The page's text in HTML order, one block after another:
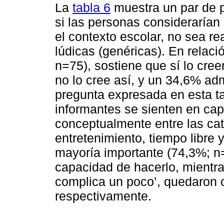
La tabla 6 muestra un par de
si las personas considerarían
el contexto escolar, no sea
lúdicas (genéricas). En
n=75), sostiene que sí lo
no lo cree así, y un 34,6%
pregunta expresada en esta
informantes se sienten en
conceptualmente entre las
entretenimiento, tiempo libre
mayoría importante (74,3%;
capacidad de hacerlo,
complica un poco’,
respectivamente.